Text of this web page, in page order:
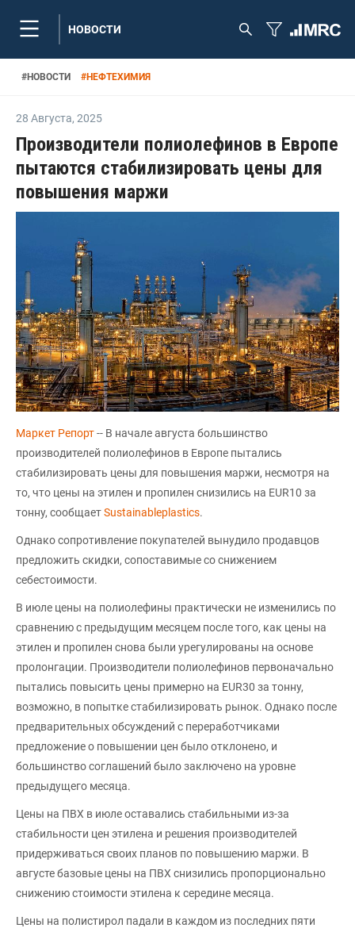
НОВОСТИ
#НОВОСТИ #НЕФТЕХИМИЯ
28 Августа, 2025
Производители полиолефинов в Европе
пытаются стабилизировать цены для
повышения маржи
Маркет Репорт-- В начале августа большинство
производителей полиолефинов в Европе пытались
стабилизировать цены для повышения маржи, несмотря на
то, что цены на этилен и пропилен снизились на EUR10 за
тонну, сообщаетSustainableplastics.
Однако сопротивление покупателей вынудило продавцов
предложить скидки, сопоставимые со снижением
себестоимости.
В июле цены на полиолефины практически не изменились по
сравнению с предыдущим месяцем после того, как цены на
этилен и пропилен снова были урегулированы на основе
пролонгации. Производители полиолефинов первоначально
пытались повысить цены примерно на EUR30 за тонну,
возможно, в попытке стабилизировать рынок. Однако после
предварительных обсуждений с переработчиками
предложение о повышении цен было отклонено, и
большинство соглашений было заключено на уровне
предыдущего месяца.
Цены на ПВХ в июле оставались стабильными из-за
стабильности цен этилена и решения производителей
придерживаться своих планов по повышению маржи. В
августе базовые цены на ПВХ снизились пропорционально
снижению стоимости этилена к середине месяца.
Цены на полистирол падали в каждом из последних пяти